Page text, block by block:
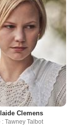
Clemens
: Tawney Talbot